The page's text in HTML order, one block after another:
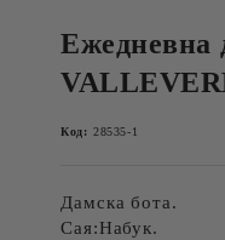
Ежедневна
Код: 28535-1
Дамска бота.
Сая:Набук.